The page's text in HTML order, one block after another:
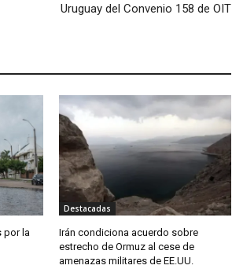
Uruguay del Convenio 158 de OIT
por la
Destacadas
Irán condiciona acuerdo sobre
estrecho de Ormuz al cese de
amenazas militares de EE.UU.